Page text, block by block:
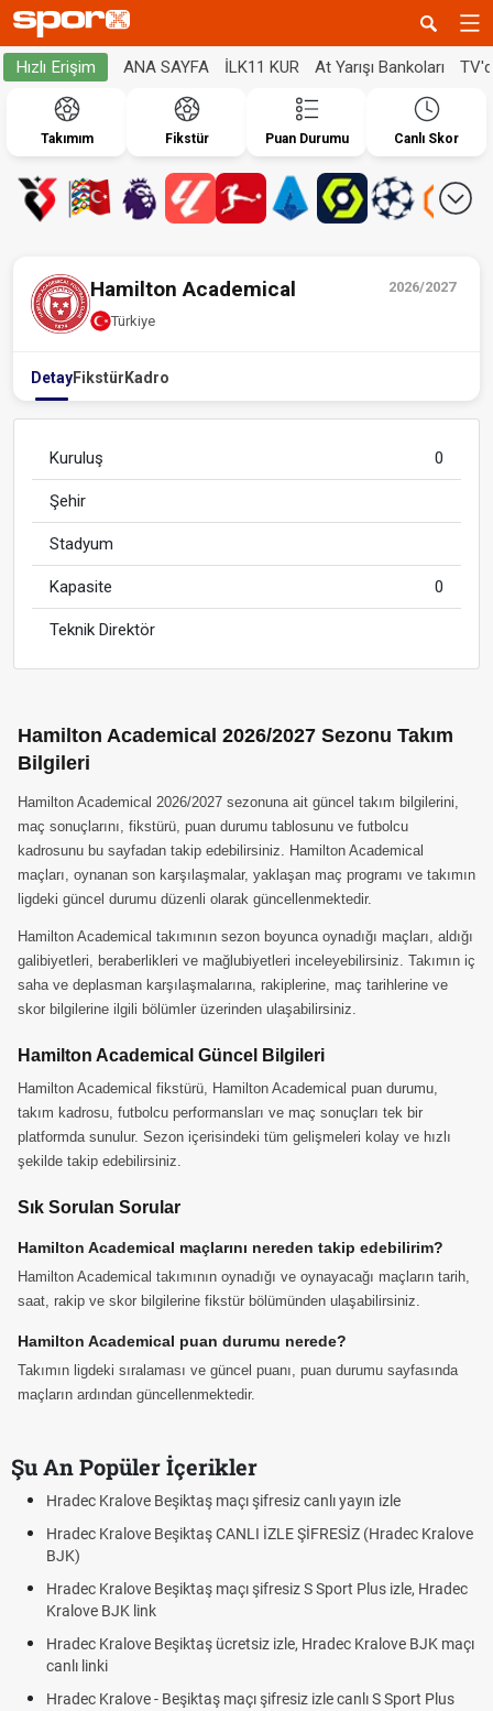
Hızlı Erişim ANA SAYFA İLK11 KUR At Yarışı Bankoları
Takımım Fikstür Puan Durumu Canlı Skor
2026/2027
Hamilton Academical
Türkiye
DetayFikstür Kadro
Kuruluş 0
Şehir
Stadyum
Kapasite 0
Teknik Direktör
Hamilton Academical 2026/2027 Sezonu Takım
Bilgileri
Hamilton Academical 2026/2027 sezonuna ait güncel takım bilgilerini,
maç sonuçlarını, fikstürü, puan durumu tablosunu ve futbolcu
kadrosunu bu sayfadan takip edebilirsiniz. Hamilton Academical
maçları, oynanan son karşılaşmalar, yaklaşan maç programı ve takımın
ligdeki güncel durumu düzenli olarak güncellenmektedir.
Hamilton Academical takımının sezon boyunca oynadığı maçları, aldığı
galibiyetleri, beraberlikleri ve mağlubiyetleri inceleyebilirsiniz. Takımın iç
saha ve deplasman karşılaşmalarına, rakiplerine, maç tarihlerine ve
skor bilgilerine ilgili bölümler üzerinden ulaşabilirsiniz.
Hamilton Academical Güncel Bilgileri
Hamilton Academical fikstürü, Hamilton Academical puan durumu,
takım kadrosu, futbolcu performansları ve maç sonuçları tek bir
platformda sunulur. Sezon içerisindeki tüm gelişmeleri kolay ve hızlı
şekilde takip edebilirsiniz.
Sık Sorulan Sorular
Hamilton Academical maçlarını nereden takip edebilirim?
Hamilton Academical takımının oynadığı ve oynayacağı maçların tarih,
saat, rakip ve skor bilgilerine fikstür bölümünden ulaşabilirsiniz.
Hamilton Academical puan durumu nerede?
Takımın ligdeki sıralaması ve güncel puanı, puan durumu sayfasında
maçların ardından güncellenmektedir.
Şu An Popüler İçerikler
Hradec Kralove Beşiktaş maçı şifresiz canlı yayın izle
Hradec Kralove Beşiktaş CANLI İZLE ŞİFRESİZ (Hradec Kralove
BJK)
Hradec Kralove Beşiktaş maçı şifresiz S Sport Plus izle, Hradec
Kralove BJK link
Hradec Kralove Beşiktaş ücretsiz izle, Hradec Kralove BJK maçı
canlı linki
Hradec Kralove - Beşiktaş maçı şifresiz izle canlı S Sport Plus